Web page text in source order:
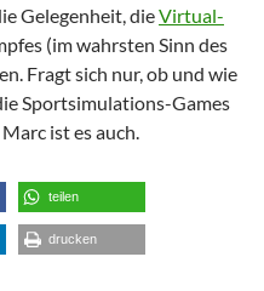
Gelegenheit, dieVirtual-
(im wahrsten Sinn des
Fragt sich nur, ob und wie
Sportsimulations-Games
ist es auch.
teilen
drucken